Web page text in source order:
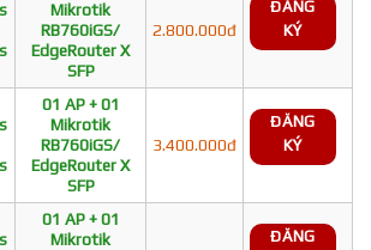
Mikrotik
RB760iGS/
EdgeRouter X
SFP
2.800.000đ
ĐĂNG
KÝ
01 AP + 01
Mikrotik
RB760iGS/
EdgeRouter X
SFP
3.400.000đ
ĐĂNG
KÝ
01 AP + 01
Mikrotik
ĐĂNG